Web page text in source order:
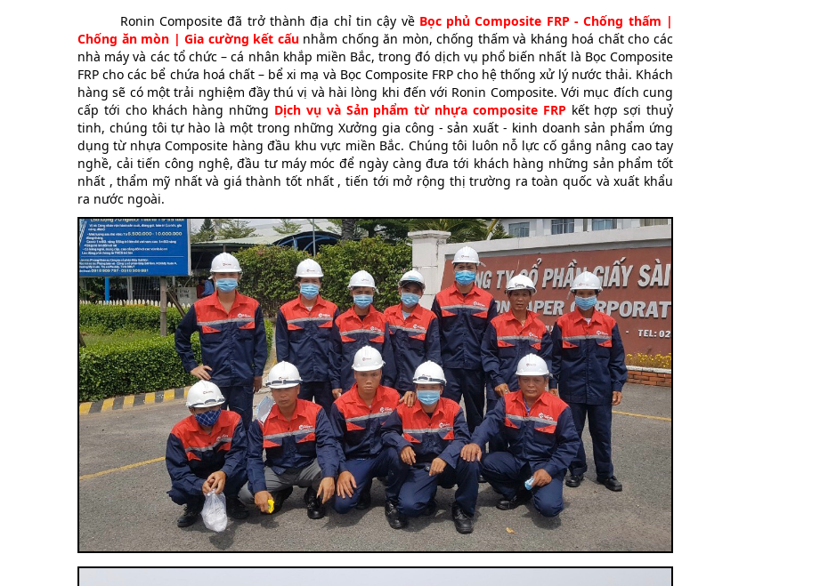
Ronin Composite đã trở thành địa chỉ tin cậy về Bọc phủ Composite FRP - Chống thấm |
Chống ăn mòn | Gia cường kết cấunhằm chống ăn mòn, chống thấm và kháng hoá chất cho các
nhà máy và các tổ chức – cá nhân khắp miền Bắc, trong đó dịch vụ phổ biến nhất là Bọc Composite
FRP cho các bể chứa hoá chất – bể xi mạ và Bọc Composite FRP cho hệ thống xử lý nước thải. Khách
hàng sẽ có một trải nghiệm đầy thú vị và hài lòng khi đến với Ronin Composite. Với mục đích cung
cấp tới cho khách hàng những Dịch vụ và Sản phẩm từ nhựa composite FRP kết hợp sợi thuỷ
tinh, chúng tôi tự hào là một trong những Xưởng gia công - sản xuất - kinh doanh sản phẩm ứng
dụng từ nhựa Composite hàng đầu khu vực miền Bắc. Chúng tôi luôn nỗ lực cố gắng nâng cao tay
nghề, cải tiến công nghệ, đầu tư máy móc để ngày càng đưa tới khách hàng những sản phẩm tốt
nhất , thẩm mỹ nhất và giá thành tốt nhất , tiến tới mở rộng thị trường ra toàn quốc và xuất khẩu
ra nước ngoài.